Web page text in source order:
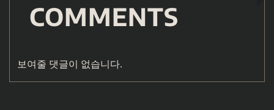
COMMENTS
보여줄 댓글이 없습니다.